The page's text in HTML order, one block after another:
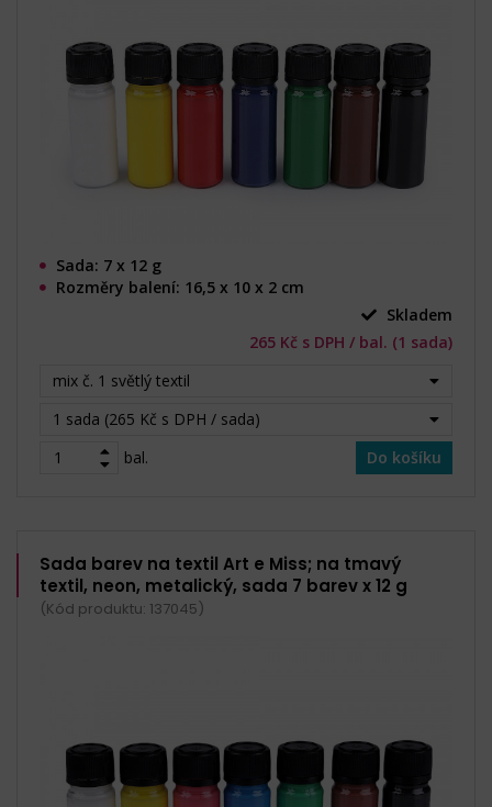
Sada: 7 x 12 g
Rozměry balení: 16,5 x 10 x 2 cm
Skladem
265 Kč s DPH / bal. (1 sada)
mix č. 1 světlý textil
1 sada (265 Kč s DPH / sada)
bal.
Do košíku
Sada barev na textil Art e Miss; na tmavý
textil, neon, metalický, sada 7 barev x 12 g
(Kód produktu: 137045)